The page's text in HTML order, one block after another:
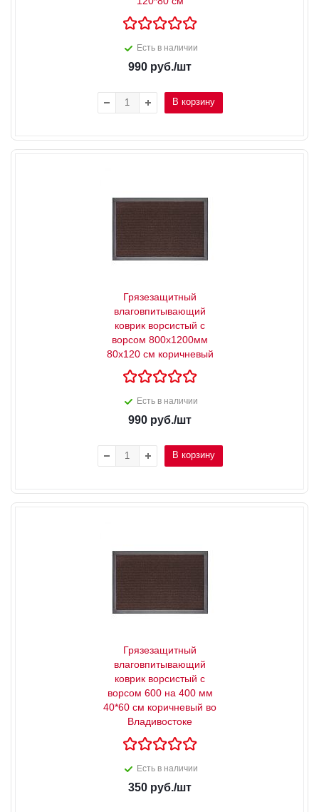
Есть в наличии
990 руб./шт
В корзину
Грязезащитный
влаговпитывающий
коврик ворсистый с
ворсом 800х1200мм
80х120 см коричневый
Есть в наличии
990 руб./шт
В корзину
Грязезащитный
влаговпитывающий
коврик ворсистый с
ворсом 600 на 400 мм
40*60 см коричневый во
Владивостоке
Есть в наличии
350 руб./шт